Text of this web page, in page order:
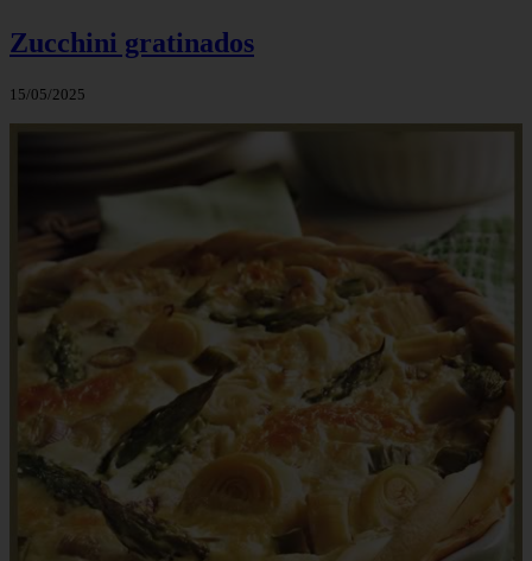
Zucchini gratinados
15/05/2025